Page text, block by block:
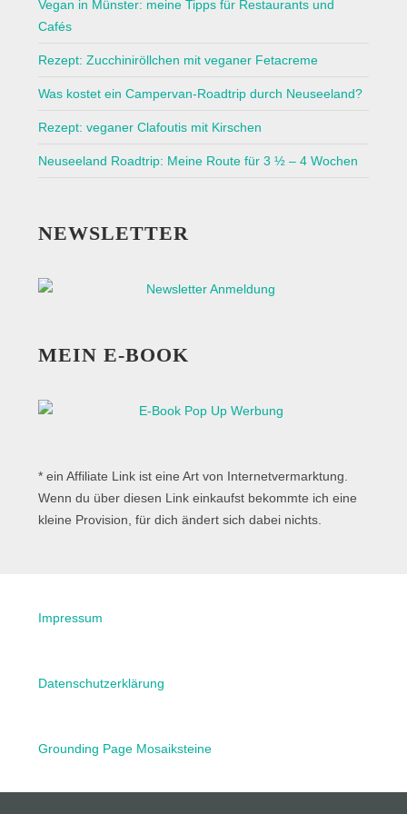
Vegan in Münster: meine Tipps für Restaurants und
Cafés
Rezept: Zucchiniröllchen mit veganer Fetacreme
Was kostet ein Campervan-Roadtrip durch Neuseeland?
Rezept: veganer Clafoutis mit Kirschen
Neuseeland Roadtrip: Meine Route für 3 ½ – 4 Wochen
NEWSLETTER
MEIN E-BOOK
* ein Affiliate Link ist eine Art von Internetvermarktung.
Wenn du über diesen Link einkaufst bekommte ich eine
kleine Provision, für dich ändert sich dabei nichts.
Impressum
Datenschutzerklärung
Grounding Page Mosaiksteine